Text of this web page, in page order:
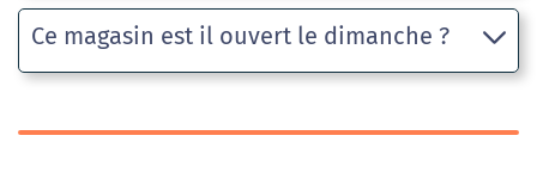
Ce magasin est il ouvert le dimanche ?